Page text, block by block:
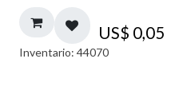
US$ 0,05
Inventario: 44070